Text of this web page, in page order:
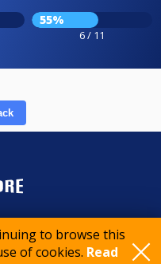
to browse this
of cookies. Read
55%
6 / 11
International